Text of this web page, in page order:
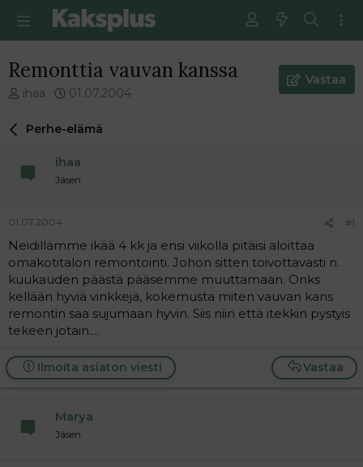
Remonttia vauvan kanssa
V
e
i
t
u
n
a
l
o
i
t
t
a
j
ihaa
E
s
m
ä
n
v
i
e
s
t
i
01.07.2004
Vastaa
Perhe-elämä
ihaa
Jäsen
01.07.2004 #1
Neidillämme ikää 4 kk ja ensi viikolla pitäisi aloittaa
omakotitalon remontointi. Johon sitten toivottavasti n.
kuukauden päästä pääsemme muuttamaan. Onks
kellään hyviä vinkkejä, kokemusta miten vauvan kans
remontin saa sujumaan hyvin. Siis niin että itekkin pystyis
tekeen jotain....
Vastaa
Ilmoita asiaton viesti
Marya
Jäsen